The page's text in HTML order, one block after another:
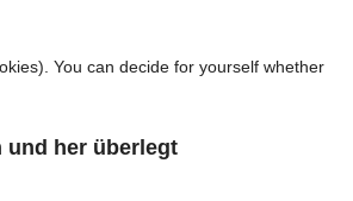
und her überlegt
You can decide for yourself whether